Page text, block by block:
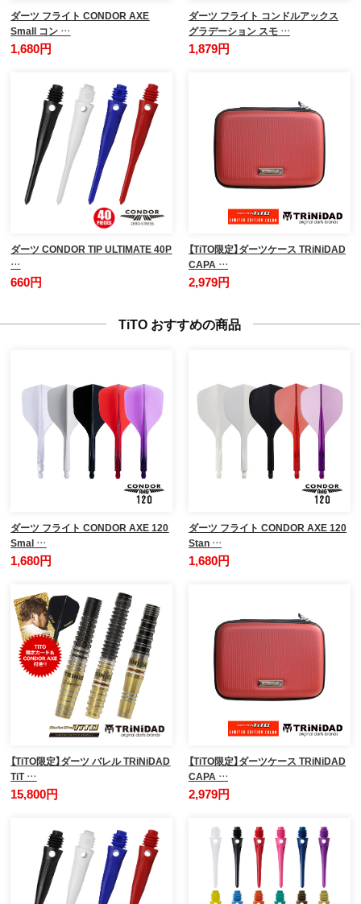
ダーツ フライト CONDOR AXE
Small コン …
1,680円
ダーツ フライト コンドルアックス
グラデーション スモ …
1,879円
ダーツ CONDOR TIP ULTIMATE 40P
…
660円
【TiTO限定】ダーツケース TRiNiDAD
CAPA …
2,979円
TiTO おすすめの商品
ダーツ フライト CONDOR AXE 120
Smal …
1,680円
ダーツ フライト CONDOR AXE 120
Stan …
1,680円
【TiTO限定】ダーツ バレル TRiNiDAD
TiT …
15,800円
【TiTO限定】ダーツケース TRiNiDAD
CAPA …
2,979円